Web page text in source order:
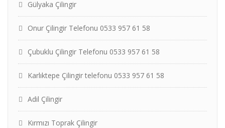
Gülyaka Çilingir
Onur Çilingir Telefonu 0533 957 61 58
Çubuklu Çilingir Telefonu 0533 957 61 58
Karlıktepe Çilingir telefonu 0533 957 61 58
Adil Çilingir
Kırmızı Toprak Çilingir